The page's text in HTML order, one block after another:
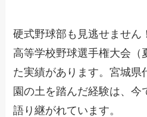
硬式野球部も見逃せません
高等学校野球選手権大会（
た実績があります。宮城県
園の土を踏んだ経験は、今
語り継がれています。